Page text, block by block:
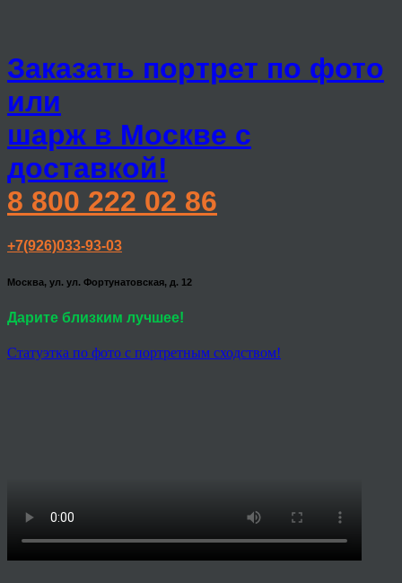
Заказать портрет по фото
или
шарж в Москве с
доставкой!
8 800 222 02 86
+7(926)033-93-03
Москва, ул. ул. Фортунатовская, д. 12
Дарите близким лучшее!
Статуэтка по фото с портретным сходством!